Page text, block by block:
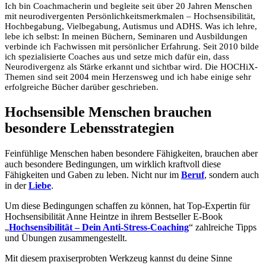
Ich bin Coachmacherin und begleite seit über 20 Jahren Menschen
mit neurodivergenten Persönlichkeitsmerkmalen – Hochsensibilität,
Hochbegabung, Vielbegabung, Autismus und ADHS. Was ich lehre,
lebe ich selbst: In meinen Büchern, Seminaren und Ausbildungen
verbinde ich Fachwissen mit persönlicher Erfahrung. Seit 2010 bilde
ich spezialisierte Coaches aus und setze mich dafür ein, dass
Neurodivergenz als Stärke erkannt und sichtbar wird. Die HOCHiX-
Themen sind seit 2004 mein Herzensweg und ich habe einige sehr
erfolgreiche Bücher darüber geschrieben.
Hochsensible Menschen brauchen
besondere Lebensstrategien
Feinfühlige Menschen haben besondere Fähigkeiten, brauchen aber
auch besondere Bedingungen, um wirklich kraftvoll diese
Fähigkeiten und Gaben zu leben. Nicht nur im Beruf, sondern auch
in derLiebe.
Um diese Bedingungen schaffen zu können, hat Top-Expertin für
Hochsensibilität Anne Heintze in ihrem Bestseller E-Book
„Hochsensibilität – Dein Anti-Stress-Coaching“ zahlreiche Tipps
und Übungen zusammengestellt.
Mit diesem praxiserprobten Werkzeug kannst du deine Sinne